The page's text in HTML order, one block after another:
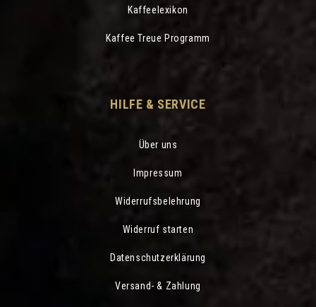
Kaffeelexikon
Kaffee Treue Programm
HILFE & SERVICE
Über uns
Impressum
Widerrufsbelehrung
Widerruf starten
Datenschutzerklärung
Versand- & Zahlung